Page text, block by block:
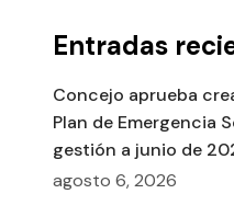
Entradas
Concejo aprueba
Plan de Emergencia
gestión a junio de
agosto 6, 2026